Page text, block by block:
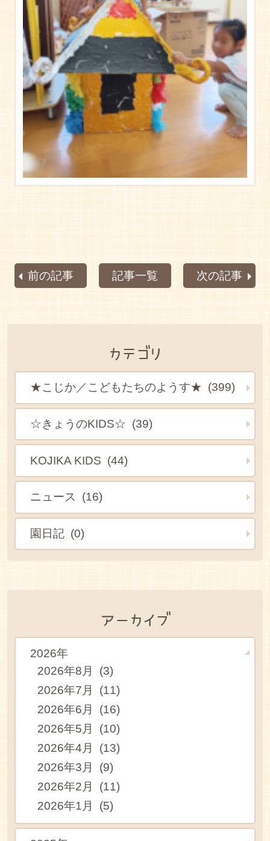
前の記事 記事一覧 次の記事
カテゴリ
★こじか／こどもたちのようす★ (399)
☆きょうのKIDS☆ (39)
KOJIKA KIDS (44)
ニュース (16)
園日記 (0)
アーカイブ
2026年
2026年8月 (3)
2026年7月 (11)
2026年6月 (16)
2026年5月 (10)
2026年4月 (13)
2026年3月 (9)
2026年2月 (11)
2026年1月 (5)